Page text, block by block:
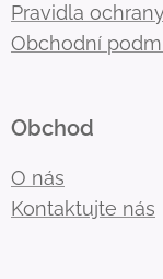
Pravidla
Obchodní
Obchod
O nás
Kontaktujte nás